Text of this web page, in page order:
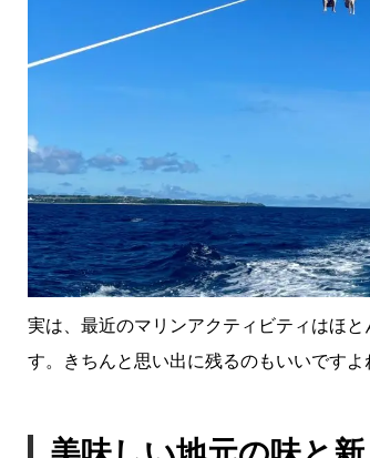
実は、最近のマリンアクティビティはほ
す。きちんと思い出に残るのもいいですよ